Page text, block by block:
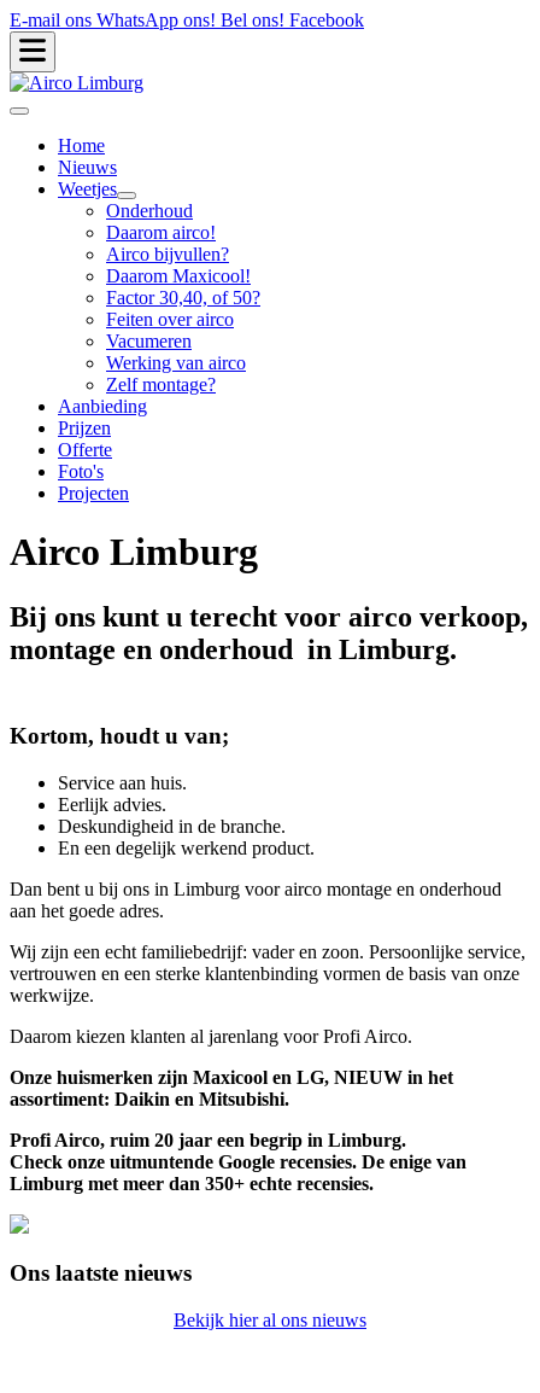
E-mail ons WhatsApp ons! Bel ons! Facebook
Home
Nieuws
Weetjes
Onderhoud
Daarom airco!
Airco bijvullen?
Daarom Maxicool!
Factor 30,40, of 50?
Feiten over airco
Vacumeren
Werking van airco
Zelf montage?
Aanbieding
Prijzen
Offerte
Foto's
Projecten
Airco Limburg
Bij ons kunt u terecht voor airco verkoop,
montage en onderhoud in Limburg.
Kortom, houdt u van;
Service aan huis.
Eerlijk advies.
Deskundigheid in de branche.
En een degelijk werkend product.
Dan bent u bij ons in Limburg voor airco montage en onderhoud
aan het goede adres.
Wij zijn een echt familiebedrijf: vader en zoon. Persoonlijke service,
vertrouwen en een sterke klantenbinding vormen de basis van onze
werkwijze.
Daarom kiezen klanten al jarenlang voor Profi Airco.
Onze huismerken zijn Maxicool en LG, NIEUW in het
assortiment: Daikin en Mitsubishi.
Profi Airco, ruim 20 jaar een begrip in Limburg.
Check onze uitmuntende Google recensies. De enige van
Limburg met meer dan 350+ echte recensies.
Ons laatste nieuws
Bekijk hier al ons nieuws